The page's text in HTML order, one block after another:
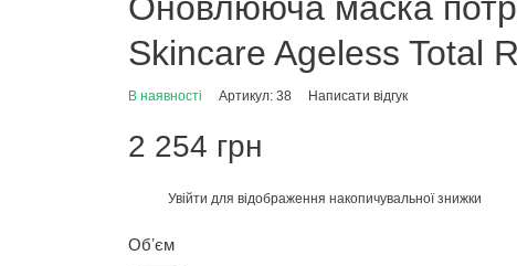
Skincare Ageless Total
В наявності Артикул: 38 Написати відгук
2 254 грн
Увійти для відображення накопичувальної знижки
Обʼєм